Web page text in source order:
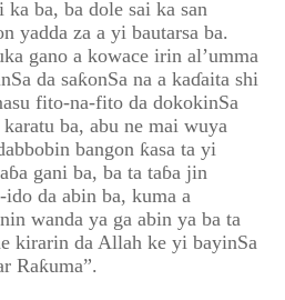
ba, ba dole sai ka san
yadda za a yi bautarsa ba.
gano a kowace irin al’umma
da saƙonSa na a kaɗaita shi
fito-na-fito da dokokinSa
ba, abu ne mai wuya
bangon ƙasa ta yi
gani ba, ba ta taɓa jin
da abin ba, kuma a
wanda ya ga abin ya ba ta
kirarin da Allah ke yi bayinSa
Raƙuma”.